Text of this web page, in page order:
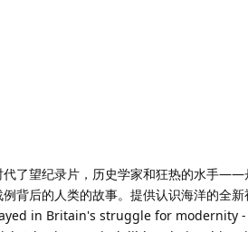
代了望纪录片，历史学家和狂热的水手——
背后的人类的故事。提供认识海洋的全新
in Britain's struggle for modernity